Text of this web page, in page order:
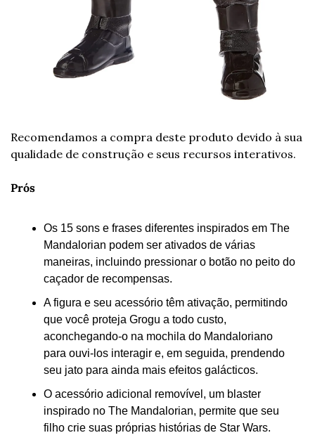
Recomendamos a compra deste produto devido à sua
qualidade de construção e seus recursos interativos.
Prós
Os 15 sons e frases diferentes inspirados em The
Mandalorian podem ser ativados de várias
maneiras, incluindo pressionar o botão no peito do
caçador de recompensas.
A figura e seu acessório têm ativação, permitindo
que você proteja Grogu a todo custo,
aconchegando-o na mochila do Mandaloriano
para ouvi-los interagir e, em seguida, prendendo
seu jato para ainda mais efeitos galácticos.
O acessório adicional removível, um blaster
inspirado no The Mandalorian, permite que seu
filho crie suas próprias histórias de Star Wars.